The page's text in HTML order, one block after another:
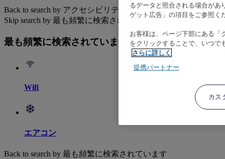
Back to search by アクセシビリティ
Skip search by 最も頻繁に検索されています
最も頻繁に検索されています
Wifi
エアコン
Back to search by 最も頻繁に検索されています
るデータと照合される場合があ
ゲット広告」の項目をご参照く
お客様は、ページ下部にある「
をクリックすることで、いつで
さらに詳しく
提携パートナー
カス